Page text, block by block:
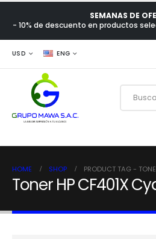
SEMANAS DE
- 10% de descuento en productos
USD ENG
HOME SHOP PRODUCT TAG -
Toner HP CF401X